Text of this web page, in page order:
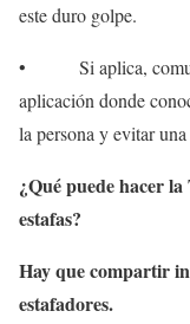
este duro golpe.
• Si aplica,
aplicación donde
la persona y evitar
¿Qué puede hacer
estafas?
Hay que compartir
estafadores.